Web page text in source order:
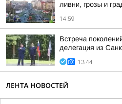
ливни, грозы и
14:59
Встреча
делегация из
13:44
ЛЕНТА НОВОСТЕЙ